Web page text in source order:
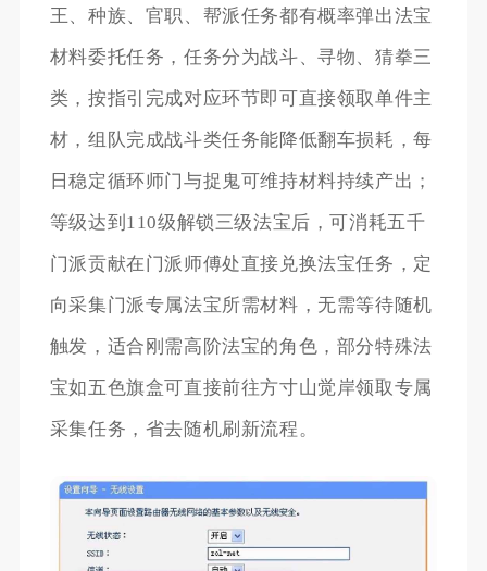
王、种族、官职、帮派任务都有概率弹出法宝
材料委托任务，任务分为战斗、寻物、猜拳三
类，按指引完成对应环节即可直接领取单件主
材，组队完成战斗类任务能降低翻车损耗，每
日稳定循环师门与捉鬼可维持材料持续产出；
等级达到110级解锁三级法宝后，可消耗五千
门派贡献在门派师傅处直接兑换法宝任务，定
向采集门派专属法宝所需材料，无需等待随机
触发，适合刚需高阶法宝的角色，部分特殊法
宝如五色旗盒可直接前往方寸山觉岸领取专属
采集任务，省去随机刷新流程。